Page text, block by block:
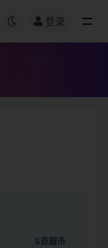
登录
5奇趣币